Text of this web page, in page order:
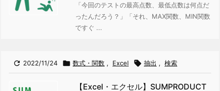
「今回のテストの最高点数、最低点数は何点だ
ったんだろう？」
「それ、MAX関数、MIN関数
ですぐ ...
 2022/11/24  数式・関数 , Excel  抽出 , 検索
【Excel・エクセル】SUMPRODUCT